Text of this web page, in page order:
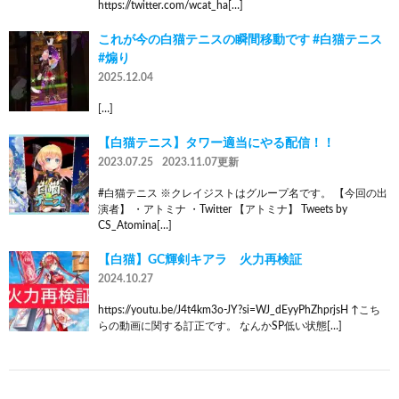
https://twitter.com/wcat_ha[…]
これが今の白猫テニスの瞬間移動です #白猫テニス
#煽り
2025.12.04
[…]
【白猫テニス】タワー適当にやる配信！！
2023.07.25 2023.11.07更新
#白猫テニス ※クレイジストはグループ名です。 【今回の出
演者】 ・アトミナ ・Twitter 【アトミナ】 Tweets by
CS_Atomina[…]
【白猫】GC輝剣キアラ 火力再検証
2024.10.27
https://youtu.be/J4t4km3o-JY?si=WJ_dEyyPhZhprjsH ↑こち
らの動画に関する訂正です。 なんかSP低い状態[…]